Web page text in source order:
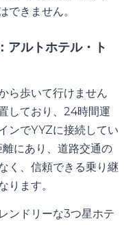
できません。
アルトホテル・ト
ら歩いて行けません
しており、24時間運
ンでYYZに接続してい
にあり、道路交通の
く、信頼できる乗り継
ります。
ンドリーな3つ星ホテ